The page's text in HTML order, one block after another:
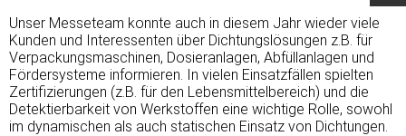
Unser Messeteam konnte auch in diesem Jahr wieder viele
Kunden und Interessenten über Dichtungslösungen z.B. für
Verpackungsmaschinen, Dosieranlagen, Abfüllanlagen und
Fördersysteme informieren. In vielen Einsatzfällen spielten
Zertifizierungen (z.B. für den Lebensmittelbereich) und die
Detektierbarkeit von Werkstoffen eine wichtige Rolle, sowohl
im dynamischen als auch statischen Einsatz von Dichtungen.